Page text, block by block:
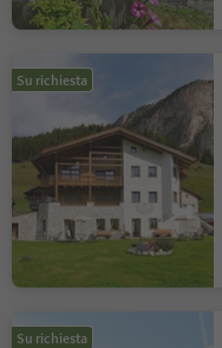
Su richiesta
Su richiesta